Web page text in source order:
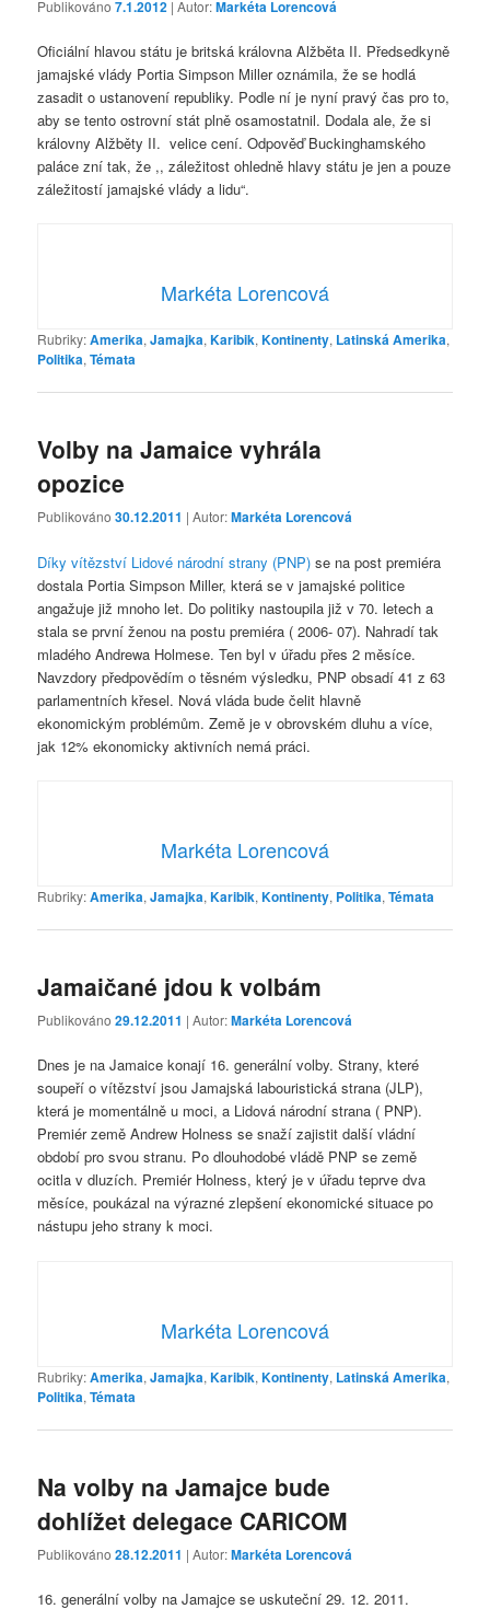
Publikováno7.1.2012 | Autor:Markéta Lorencová
Oficiální hlavou státu je britská královna Alžběta II. Předsedkyně
jamajské vlády Portia Simpson Miller oznámila, že se hodlá
zasadit o ustanovení republiky. Podle ní je nyní pravý čas pro to,
aby se tento ostrovní stát plně osamostatnil. Dodala ale, že si
královny Alžběty II. velice cení. Odpověď Buckinghamského
paláce zní tak, že ,, záležitost ohledně hlavy státu je jen a pouze
záležitostí jamajské vlády a lidu“.
Markéta Lorencová
Rubriky:Amerika,Jamajka,Karibik,Kontinenty, Latinská Amerika,
Politika,Témata
Volby na Jamaice vyhrála
opozice
Publikováno30.12.2011 | Autor:Markéta Lorencová
Díky vítězství Lidové národní strany (PNP) se na post premiéra
dostala Portia Simpson Miller, která se v jamajské politice
angažuje již mnoho let. Do politiky nastoupila již v 70. letech a
stala se první ženou na postu premiéra ( 2006- 07). Nahradí tak
mladého Andrewa Holmese. Ten byl v úřadu přes 2 měsíce.
Navzdory předpovědím o těsném výsledku, PNP obsadí 41 z 63
parlamentních křesel. Nová vláda bude čelit hlavně
ekonomickým problémům. Země je v obrovském dluhu a více,
jak 12% ekonomicky aktivních nemá práci.
Markéta Lorencová
Rubriky:Amerika,Jamajka,Karibik,Kontinenty, Politika,Témata
Jamaičané jdou k volbám
Publikováno29.12.2011 | Autor:Markéta Lorencová
Dnes je na Jamaice konají 16. generální volby. Strany, které
soupeří o vítězství jsou Jamajská labouristická strana (JLP),
která je momentálně u moci, a Lidová národní strana ( PNP).
Premiér země Andrew Holness se snaží zajistit další vládní
období pro svou stranu. Po dlouhodobé vládě PNP se země
ocitla v dluzích. Premiér Holness, který je v úřadu teprve dva
měsíce, poukázal na výrazné zlepšení ekonomické situace po
nástupu jeho strany k moci.
Markéta Lorencová
Rubriky:Amerika,Jamajka,Karibik,Kontinenty, Latinská Amerika,
Politika,Témata
Na volby na Jamajce bude
dohlížet delegace CARICOM
Publikováno28.12.2011 | Autor:Markéta Lorencová
16. generální volby na Jamajce se uskuteční 29. 12. 2011.